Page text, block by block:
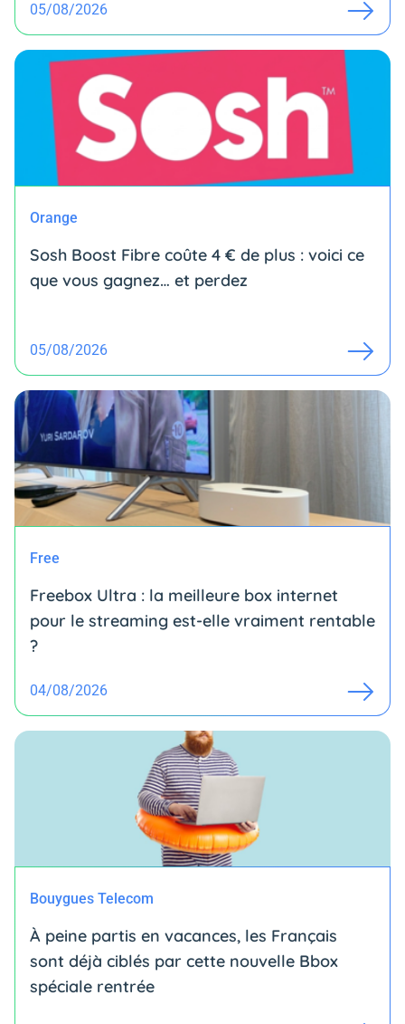
05/08/2026
Orange
Sosh Boost Fibre coûte 4 € de plus : voici ce
que vous gagnez… et perdez
05/08/2026
Free
Freebox Ultra : la meilleure box internet
pour le streaming est-elle vraiment rentable
?
04/08/2026
Bouygues Telecom
À peine partis en vacances, les Français
sont déjà ciblés par cette nouvelle Bbox
spéciale rentrée